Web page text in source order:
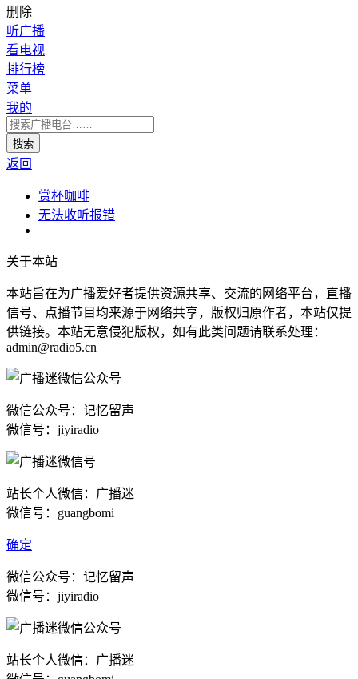
删除
听广播
看电视
排行榜
菜单
我的
返回
赏杯咖啡
无法收听报错
关于本站
本站旨在为广播爱好者提供资源共享、交流的网络平台，直播
信号、点播节目均来源于网络共享，版权归原作者，本站仅提
供链接。本站无意侵犯版权，如有此类问题请联系处理：
admin@radio5.cn
微信公众号：记忆留声
微信号：jiyiradio
站长个人微信：广播迷
微信号：guangbomi
确定
微信公众号：记忆留声
微信号：jiyiradio
站长个人微信：广播迷